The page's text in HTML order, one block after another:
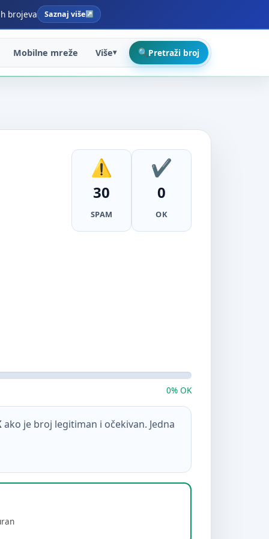
brojeva Saznaj više
Mobilne mreže Više Pretraži broj
30
SPAM
0
OK
0% OK
ako je broj legitiman i očekivan. Jedna